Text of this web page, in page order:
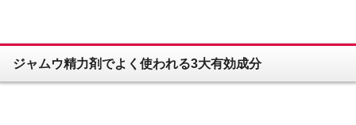
ジャムウ精力剤でよく使われる3大有効成分